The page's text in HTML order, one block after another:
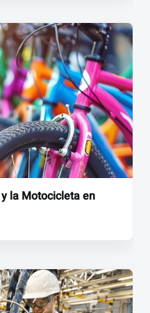
la Motocicleta en